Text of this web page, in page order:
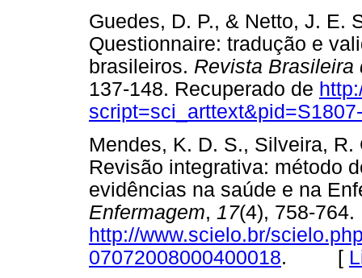
Guedes, D. P., & Netto, J. E.
Questionnaire: tradução e
brasileiros. Revista Brasileira
137-148. Recuperado de
Mendes, K. D. S., Silveira,
Revisão integrativa: método
evidências na saúde e na
Enfermagem, 17(4), 758-764.
http://www.scielo.br/
07072008000400018. [